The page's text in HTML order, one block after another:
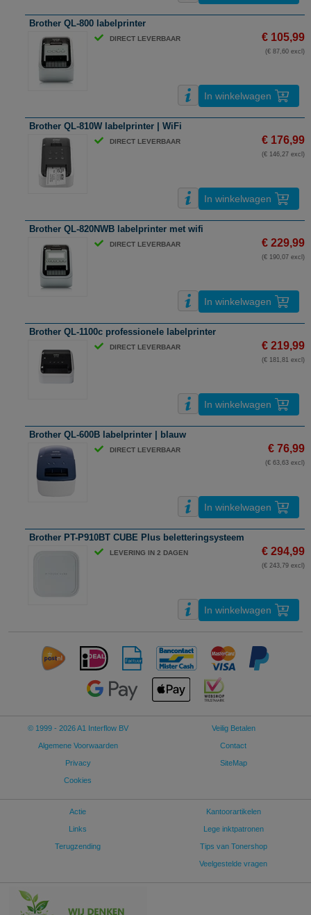
Brother QL-800 labelprinter
DIRECT LEVERBAAR € 105,99
(€ 87,60 excl)
In winkelwagen
Brother QL-810W labelprinter | WiFi
DIRECT LEVERBAAR € 176,99
(€ 146,27 excl)
In winkelwagen
Brother QL-820NWB labelprinter met wifi
DIRECT LEVERBAAR € 229,99
(€ 190,07 excl)
In winkelwagen
Brother QL-1100c professionele labelprinter
DIRECT LEVERBAAR € 219,99
(€ 181,81 excl)
In winkelwagen
Brother QL-600B labelprinter | blauw
DIRECT LEVERBAAR € 76,99
(€ 63,63 excl)
In winkelwagen
Brother PT-P910BT CUBE Plus beletteringsysteem
LEVERING IN 2 DAGEN € 294,99
(€ 243,79 excl)
In winkelwagen
© 1999 - 2026 A1 Interflow BV
Algemene Voorwaarden
Privacy
Cookies
Veilig Betalen
Contact
SiteMap
Actie
Links
Terugzending
Kantoorartikelen
Lege inktpatronen
Tips van Tonershop
Veelgestelde vragen